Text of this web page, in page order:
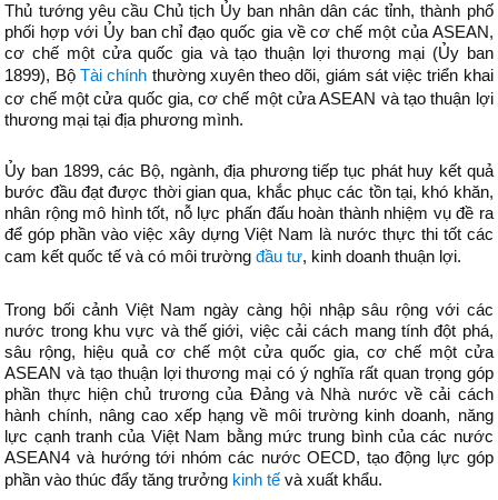
Thủ tướng yêu cầu Chủ tịch Ủy ban nhân dân các tỉnh, thành phố
phối hợp với Ủy ban chỉ đạo quốc gia về cơ chế một của ASEAN,
cơ chế một cửa quốc gia và tạo thuận lợi thương mại (Ủy ban
1899), Bộ Tài chính thường xuyên theo dõi, giám sát việc triển khai
cơ chế một cửa quốc gia, cơ chế một cửa ASEAN và tạo thuận lợi
thương mại tại địa phương mình.
Ủy ban 1899, các Bộ, ngành, địa phương tiếp tục phát huy kết quả
bước đầu đạt được thời gian qua, khắc phục các tồn tại, khó khăn,
nhân rộng mô hình tốt, nỗ lực phấn đấu hoàn thành nhiệm vụ đề ra
để góp phần vào việc xây dựng Việt Nam là nước thực thi tốt các
cam kết quốc tế và có môi trườngđầu tư, kinh doanh thuận lợi.
Trong bối cảnh Việt Nam ngày càng hội nhập sâu rộng với các
nước trong khu vực và thế giới, việc cải cách mang tính đột phá,
sâu rộng, hiệu quả cơ chế một cửa quốc gia, cơ chế một cửa
ASEAN và tạo thuận lợi thương mại có ý nghĩa rất quan trọng góp
phần thực hiện chủ trương của Đảng và Nhà nước về cải cách
hành chính, nâng cao xếp hạng về môi trường kinh doanh, năng
lực cạnh tranh của Việt Nam bằng mức trung bình của các nước
ASEAN4 và hướng tới nhóm các nước OECD, tạo động lực góp
phần vào thúc đẩy tăng trưởng kinh tế và xuất khẩu.